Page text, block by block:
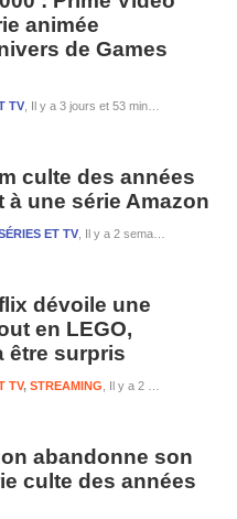
animée
de Games
Il y a 3 jours et 53 minutes
TV
culte des années
à une série Amazon
Il y a 2 semaines et 1 jour
ET TV
dévoile une
en LEGO,
être surpris
Il y a 2 semaines et 3 jours
TV, STREAMING
abandonne son
culte des années